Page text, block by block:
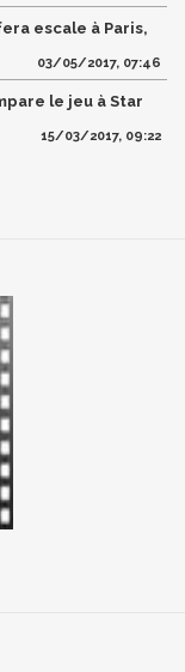
escale à Paris,
03/05/2017, 07:46
le jeu à Star
15/03/2017, 09:22